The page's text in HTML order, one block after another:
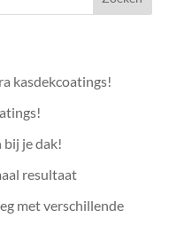
kasdekcoatings!
je dak!
resultaat
met verschillende